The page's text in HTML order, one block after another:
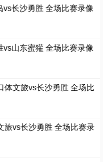
长沙勇胜 全场比赛录像
山东蜜獾 全场比赛录像
体文旅vs长沙勇胜 全场比
旅vs长沙勇胜 全场比赛录